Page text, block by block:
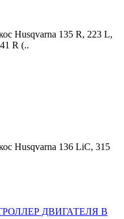
Husqvarna 135 R, 223 L,
R (..
Husqvarna 136 LiC, 315